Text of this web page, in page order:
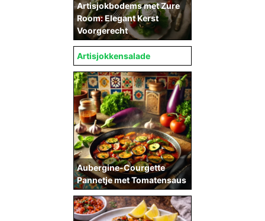
Artisjokbodems met Zure
Room: Elegant Kerst
Voorgerecht
Artisjokkensalade
Aubergine-Courgette
Pannetje met Tomatensaus